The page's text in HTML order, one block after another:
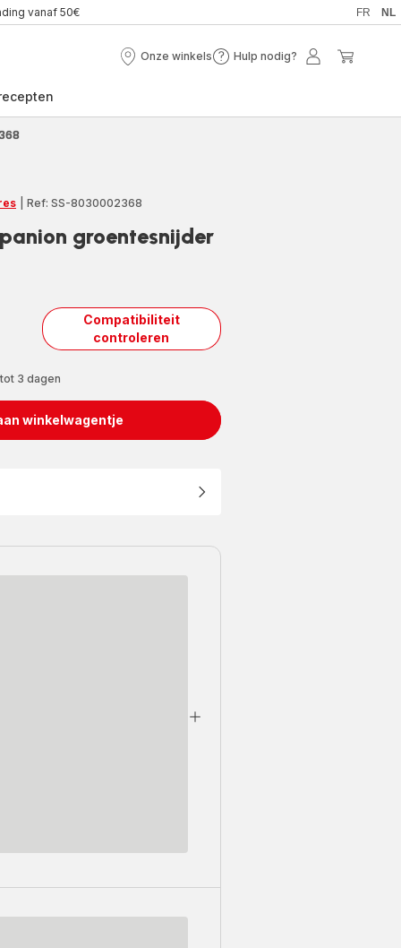
vanaf 50€ FR NL
Onze winkels
Onze
Hulp nodig?
Hulp
Mijn
Ref: SS-8030002368
groentesnijder
Compatibiliteit
controleren
3 dagen
winkelwagentje